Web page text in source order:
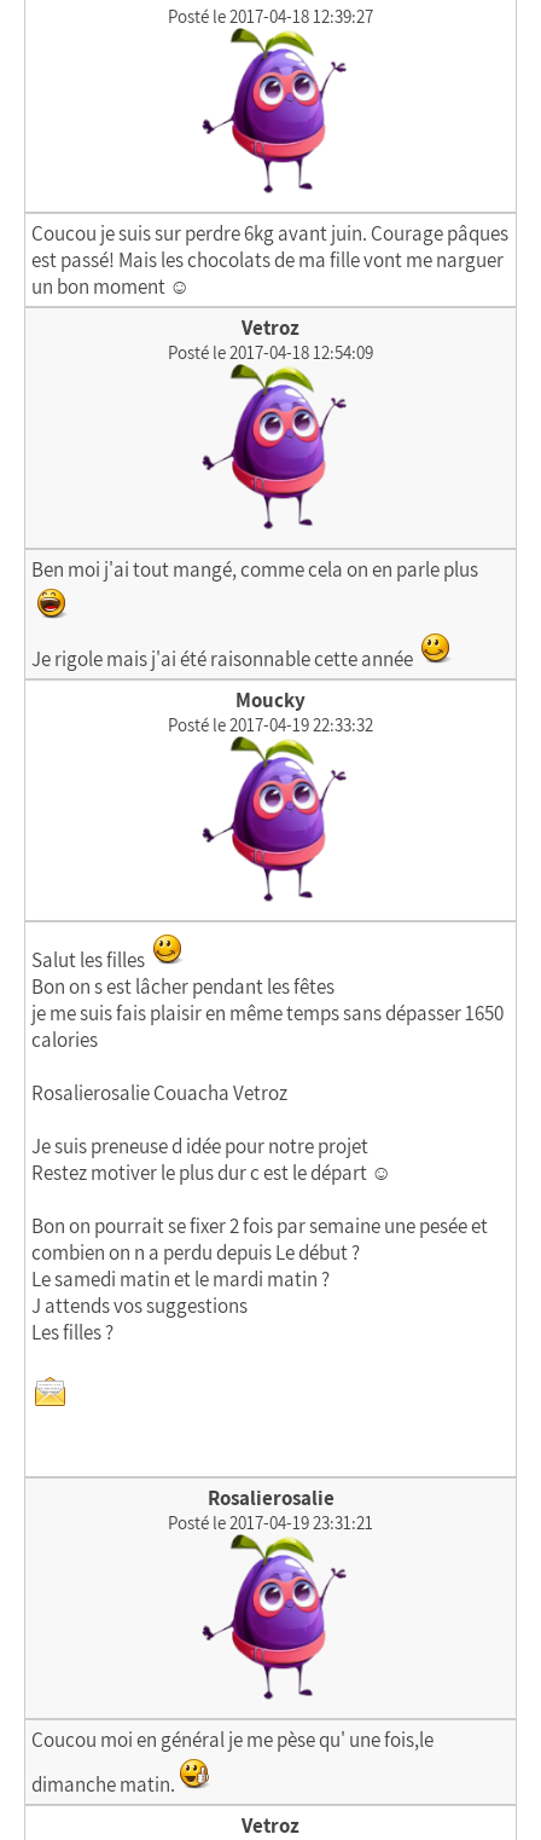
Posté le 2017-04-18 12:39:27
Coucou je suis sur perdre 6kg avant juin. Courage pâques
est passé! Mais les chocolats de ma fille vont me narguer
un bon moment ☺
Vetroz
Posté le 2017-04-18 12:54:09
Ben moi j'ai tout mangé, comme cela on en parle plus
Je rigole mais j'ai été raisonnable cette année
Moucky
Posté le 2017-04-19 22:33:32
Salut les filles
Bon on s est lâcher pendant les fêtes
je me suis fais plaisir en même temps sans dépasser 1650
calories
Rosalierosalie Couacha Vetroz
Je suis preneuse d idée pour notre projet
Restez motiver le plus dur c est le départ ☺
Bon on pourrait se fixer 2 fois par semaine une pesée et
combien on n a perdu depuis Le début ?
Le samedi matin et le mardi matin ?
J attends vos suggestions
Les filles ?
Rosalierosalie
Posté le 2017-04-19 23:31:21
Coucou moi en général je me pèse qu' une fois,le
dimanche matin.
Vetroz